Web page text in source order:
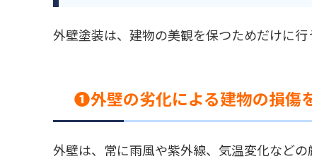
外壁塗装は、建物の美観を保つためだけに
❶外壁の劣化による建物の損傷
外壁は、常に雨風や紫外線、気温変化など